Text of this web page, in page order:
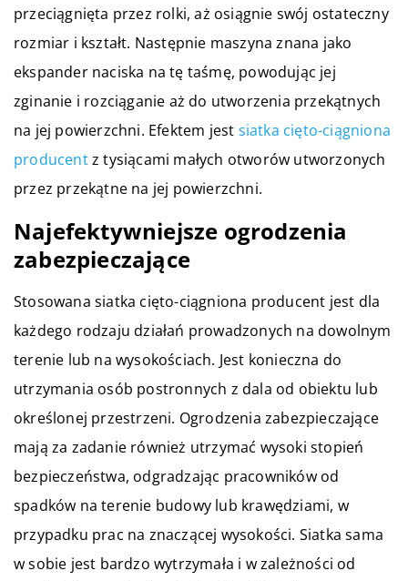
przeciągnięta przez rolki, aż osiągnie swój ostateczny
rozmiar i kształt. Następnie maszyna znana jako
ekspander naciska na tę taśmę, powodując jej
zginanie i rozciąganie aż do utworzenia przekątnych
na jej powierzchni. Efektem jest siatka cięto-ciągniona
producentz tysiącami małych otworów utworzonych
przez przekątne na jej powierzchni.
Najefektywniejsze ogrodzenia
zabezpieczające
Stosowana siatka cięto-ciągniona producent jest dla
każdego rodzaju działań prowadzonych na dowolnym
terenie lub na wysokościach. Jest konieczna do
utrzymania osób postronnych z dala od obiektu lub
określonej przestrzeni. Ogrodzenia zabezpieczające
mają za zadanie również utrzymać wysoki stopień
bezpieczeństwa, odgradzając pracowników od
spadków na terenie budowy lub krawędziami, w
przypadku prac na znaczącej wysokości. Siatka sama
w sobie jest bardzo wytrzymała i w zależności od